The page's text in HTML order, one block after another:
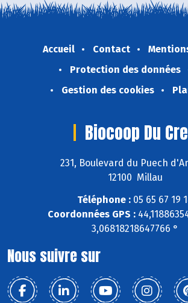
Accueil Contact
Protection des données
Gestion des cookies
Biocoop Du
231, Boulevard du Puech
12100 Millau
Téléphone : 05 65 67 19
Coordonnées GPS :
3,06818218647766 °
Nous suivre sur